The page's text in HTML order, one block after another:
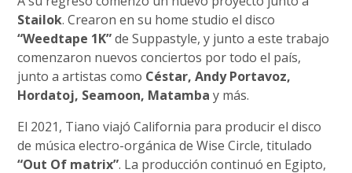
Stailok. Crearon en su home studio el disco
“Weedtape 1K”de Suppastyle, y junto a este trabajo
comenzaron nuevos conciertos por todo el país,
junto a artistas como Céstar, Andy Portavoz,
Hordatoj, Seamoon, Matamba y más.
El 2021, Tiano viajó California para producir el disco
de música electro-orgánica de Wise Circle, titulado
“Out Of matrix”. La producción continuó en Egipto,